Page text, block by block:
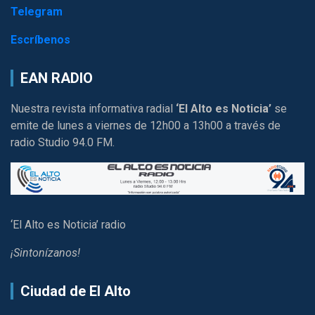
Telegram
Escríbenos
EAN RADIO
Nuestra revista informativa radial ‘El Alto es Noticia’ se
emite de lunes a viernes de 12h00 a 13h00 a través de
radio Studio 94.0 FM.
‘El Alto es Noticia’ radio
¡Sintonízanos!
Ciudad de El Alto